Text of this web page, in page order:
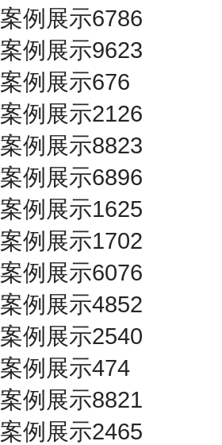
案例展示6786
案例展示9623
案例展示676
案例展示2126
案例展示8823
案例展示6896
案例展示1625
案例展示1702
案例展示6076
案例展示4852
案例展示2540
案例展示474
案例展示8821
案例展示2465